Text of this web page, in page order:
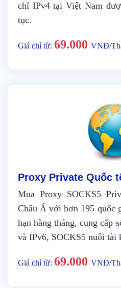
chỉ IPv4 tại Việt Nam
tục.
Giá chỉ từ: 69.000 VNĐ/
Proxy Private Quốc
Mua Proxy SOCKS5
Châu Á với hơn 195 quốc
hạn hàng tháng, cung cấp
và IPv6, SOCKS5 nuôi tài
Giá chỉ từ: 69.000 VNĐ/